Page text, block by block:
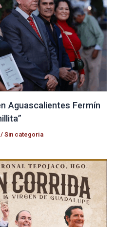
Aguascalientes Fermín
/Sin categoría